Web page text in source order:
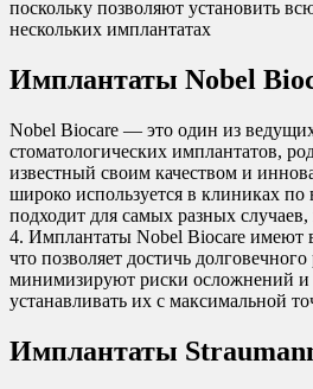
поскольку позволяют установить
нескольких имплантатах
Имплантаты Nobel
Nobel Biocare — это один из
стоматологических имплантатов,
известный своим качеством и
широко используется в клиниках
подходит для самых разных
4. Имплантаты Nobel Biocare имеют
что позволяет достичь
минимизируют риски осложнений и
устанавливать их с максимальной
Имплантаты